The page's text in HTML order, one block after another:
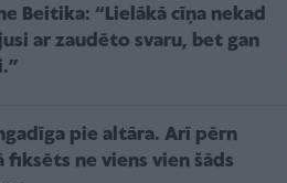
Beitika: “Lielākā cīņa nekad
ar zaudēto svaru, bet gan
pie altāra. Arī pērn
fiksēts ne viens vien šāds